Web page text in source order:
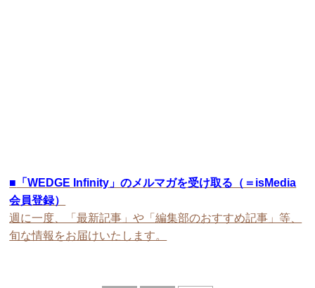
■ 「WEDGE Infinity」のメルマガを受け取る（＝isMedia
会員登録）
週に一度、「最新記事」や「編集部のおすすめ記事」等、
旬な情報をお届けいたします。